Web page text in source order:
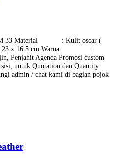
AM 33 Material : Kulit oscar (
23 x 16.5 cm Warna :
Penjahit Agenda Promosi custom
untuk Quotation dan Quantity
admin / chat kami di bagian pojok